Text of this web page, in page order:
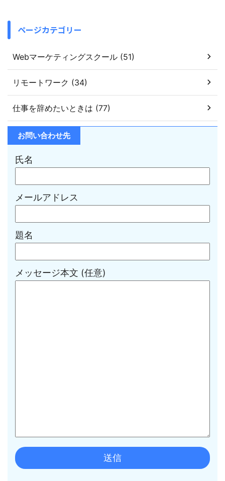
ページカテゴリー
Webマーケティングスクール (51)
リモートワーク (34)
仕事を辞めたいときは (77)
お問い合わせ先
氏名
メールアドレス
題名
メッセージ本文 (任意)